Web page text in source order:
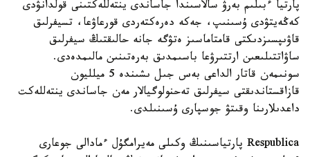
پارتيا ءبىلىم بەرۋ سالاسىندا جاساندى ينتەللەكتىنى قولدانۋدى
كەڭەيتۋدى ۇسىنىپ، جەكە دەرەكتەردى قورعاۋعا، تسيفرلىق
قاۋىپسىزدىكتى قامتاماسىز ەتۋگە جانە حالىقتىڭ سيفرلىق
ساۋاتتىلىعىن ارتتىرۋعا باسىمدىق بەرەتىنىن مالىمدەدى.
سونىمەن قاتار الداعى بەس جىل ىشىندە 5 ميلليون
قازاقستاندىقتى سيفرلىق تەحنولوگيالار مەن جاساندى ينتەللەكت
داعدىلارىنا وقىتۋ جوسپارى ۇسىنىلدى.
Respublica پارتياسىنىڭ وكىلى مەيرامگۇل ءمادالى جوعارى